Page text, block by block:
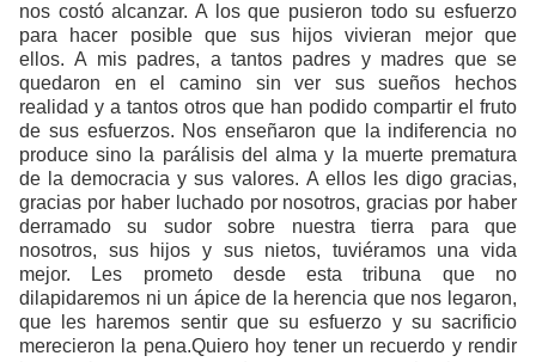
nos costó alcanzar. A los que pusieron todo su esfuerzo
para hacer posible que sus hijos vivieran mejor que
ellos. A mis padres, a tantos padres y madres que se
quedaron en el camino sin ver sus sueños hechos
realidad y a tantos otros que han podido compartir el fruto
de sus esfuerzos. Nos enseñaron que la indiferencia no
produce sino la parálisis del alma y la muerte prematura
de la democracia y sus valores. A ellos les digo gracias,
gracias por haber luchado por nosotros, gracias por haber
derramado su sudor sobre nuestra tierra para que
nosotros, sus hijos y sus nietos, tuviéramos una vida
mejor. Les prometo desde esta tribuna que no
dilapidaremos ni un ápice de la herencia que nos legaron,
que les haremos sentir que su esfuerzo y su sacrificio
merecieron la pena.Quiero hoy tener un recuerdo y rendir